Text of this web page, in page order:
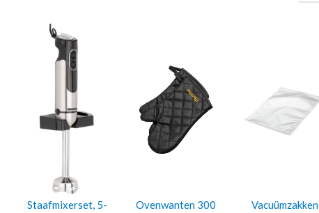
Staafmixerset, 5-
Ovenwanten 300
Vacuümzakken